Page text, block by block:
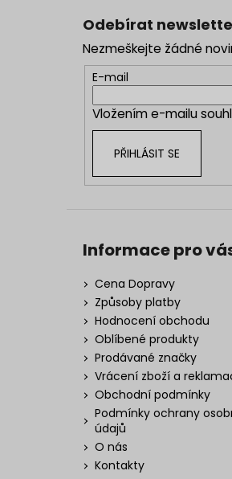
Odebírat
Nezmeškejte žádné
E-mail
Vložením e-mailu
PŘIHLÁSIT SE
Informace pro
Cena Dopravy
Způsoby platby
Hodnocení obchodu
Oblíbené produkty
Prodávané značky
Vrácení zboží a
Obchodní podmínky
Podmínky ochrany
údajů
O nás
Kontakty